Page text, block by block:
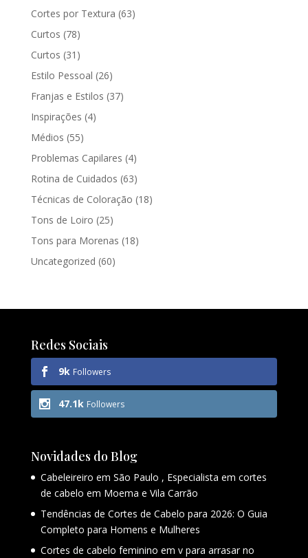
Cortes por Textura (63)
Curtos (78)
Curtos (31)
Estilo Pessoal (26)
Franjas e Estilos (37)
Inspirações (4)
Médios (55)
Problemas Capilares (4)
Rotina de Cuidados (63)
Técnicas de Coloração (18)
Tons de Loiro (25)
Tons para Morenas (18)
Uncategorized (60)
Redes Sociais
9k Followers
47.1k Followers
Novidades do Blog
Cabeleireiro em São Paulo , Especialista em cortes
de cabelo em Moema e Vila Carrão
Tendências de Cortes de Cabelo para 2026: O Guia
Completo para Homens e Mulheres
Cortes de cabelo feminino em v para arrasar no